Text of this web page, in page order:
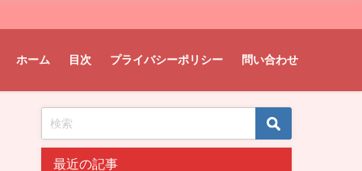
ホーム 目次 プライバシーポリシー 問い合わせ
最近の記事